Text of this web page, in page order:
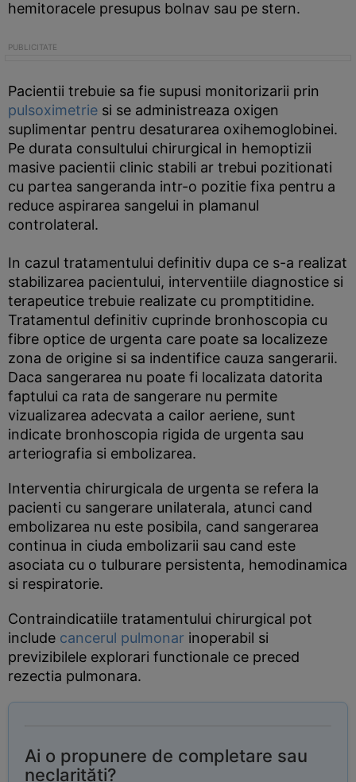
hemitoracele presupus bolnav sau pe stern.
Pacientii trebuie sa fie supusi monitorizarii prin
pulsoximetrie si se administreaza oxigen
suplimentar pentru desaturarea oxihemoglobinei.
Pe durata consultului chirurgical in hemoptizii
masive pacientii clinic stabili ar trebui pozitionati
cu partea sangeranda intr-o pozitie fixa pentru a
reduce aspirarea sangelui in plamanul
controlateral.
In cazul tratamentului definitiv dupa ce s-a realizat
stabilizarea pacientului, interventiile diagnostice si
terapeutice trebuie realizate cu promptitidine.
Tratamentul definitiv cuprinde bronhoscopia cu
fibre optice de urgenta care poate sa localizeze
zona de origine si sa indentifice cauza sangerarii.
Daca sangerarea nu poate fi localizata datorita
faptului ca rata de sangerare nu permite
vizualizarea adecvata a cailor aeriene, sunt
indicate bronhoscopia rigida de urgenta sau
arteriografia si embolizarea.
Interventia chirurgicala de urgenta se refera la
pacienti cu sangerare unilaterala, atunci cand
embolizarea nu este posibila, cand sangerarea
continua in ciuda embolizarii sau cand este
asociata cu o tulburare persistenta, hemodinamica
si respiratorie.
Contraindicatiile tratamentului chirurgical pot
include cancerul pulmonar inoperabil si
previzibilele explorari functionale ce preced
rezectia pulmonara.
Ai o propunere de completare sau
neclarități?